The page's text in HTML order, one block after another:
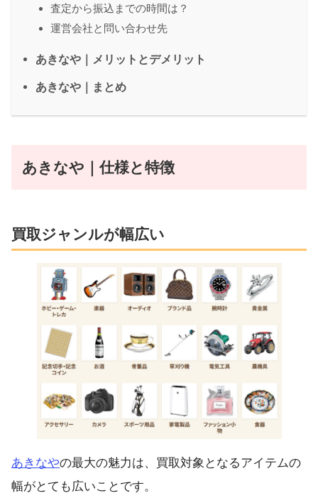
査定から振込までの時間は？
運営会社と問い合わせ先
あきなや｜メリットとデメリット
あきなや｜まとめ
あきなや｜仕様と特徴
買取ジャンルが幅広い
あきなやの最大の魅力は、買取対象となるアイテムの
幅がとても広いことです。